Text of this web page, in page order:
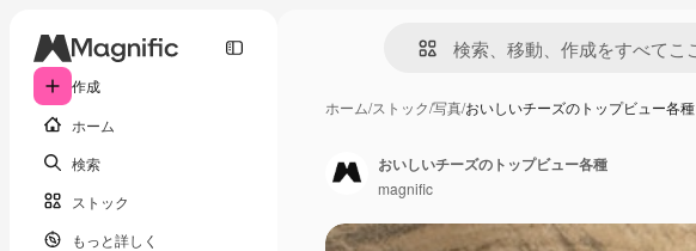
作成
ホーム
検索
ストック
もっと詳しく
ホーム/ストック/写真/おいしいチーズのトップビュー各種
おいしいチーズのトップビュー各種
magnific